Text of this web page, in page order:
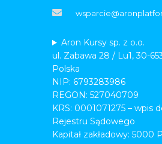
Aron Kursy sp. z o.o.
ul. Zabawa 28 / Lu1, 30-
Polska
NIP: 6793283986
REGON: 527040709
KRS: 0001071275 – wpis
Rejestru Sądowego
Kapitał zakładowy: 5000